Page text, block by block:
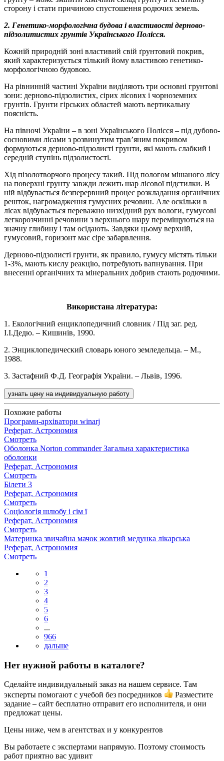
сторону і стати причиною спустошення родючих земель.
2. Генетико-морфологічна будова і властивості дерново-
підзолитистих грунтів Українського Полісся.
Кожній природній зоні властивий свій ґрунтовий покрив,
який характеризується тілький йому властивою генетико-
морфологічною будовою.
На рівнинній частині України виділяють три основні грунтові
зони: дерново-підзолистих, сірих лісових і чорноземних
грунтів. Грунти гірських областей мають вертикальну
поясність.
На півночі України – в зоні Українського Полісся – під дубово-
сосновими лісами з розвинутим трав’яним покривом
формуються дерново-підзолисті грунти, які мають слабкий і
середній ступінь підзолистості.
Хід пізолотворчого процесу такий. Під пологом мішаного лісу
на поверхні грунту завжди лежить шар лісової підстилки. В
ній відбувається безперервний процес розкладання органічних
решток, нагромадження гумусних речовин. Але оскільки в
лісах відбувається переважно низхідний рух вологи, гумусові
легкорозчинні речовини з верхнього шару переміщуються на
значну глибину і там осідають. Завдяки цьому верхній,
гумусовий, горизонт має сіре забарвлення.
Дерново-підзолисті грунти, як правило, гумусу містять тільки
1-3%, мають кислу реакцію, потребують вапнування. При
внесенні органічних та мінеральних добрив стають родючими.
Використана література:
1. Екологічний енциклопедичний словник / Під заг. ред.
І.І.Дедю. – Кишинів, 1990.
2. Энциклопедический словарь юного земледельца. – М.,
1988.
3. Застафний Ф.Д. Географія України. – Львів, 1996.
узнать цену на индивидуальную работу
Похожие работы
Програми-архіватори winarj
Реферат, Астрономия
Смотреть
Оболонка Norton commander Загальна характеристика
оболонки
Реферат, Астрономия
Смотреть
Білети 3
Реферат, Астрономия
Смотреть
Соціологія шлюбу і сім ї
Реферат, Астрономия
Смотреть
Материнка звичайна мачок жовтий медунка лікарська
Реферат, Астрономия
Смотреть
1
2
3
4
5
6
...
966
Нет нужной работы в каталоге?
Сделайте индивидуальный заказ на нашем сервисе. Там
эксперты помогают с учебой без посредников
Разместите
задание – сайт бесплатно отправит его исполнителя, и они
предложат цены.
Цены ниже, чем в агентствах и у конкурентов
Вы работаете с экспертами напрямую. Поэтому стоимость
работ приятно вас удивит